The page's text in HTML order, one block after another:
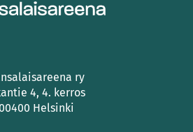
ry
4, 4. kerros
Helsinki